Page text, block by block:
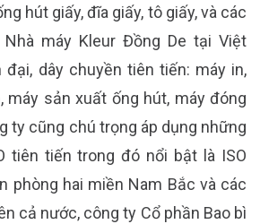
hút giấy, đĩa giấy, tô giấy, và các
máy Kleur Đồng De tại Việt
đại, dây chuyền tiên tiến: máy in,
máy sản xuất ống hút, máy đóng
ty cũng chú trọng áp dụng những
tiên tiến trong đó nổi bật là ISO
phòng hai miền Nam Bắc và các
cả nước, công ty Cổ phần Bao bì